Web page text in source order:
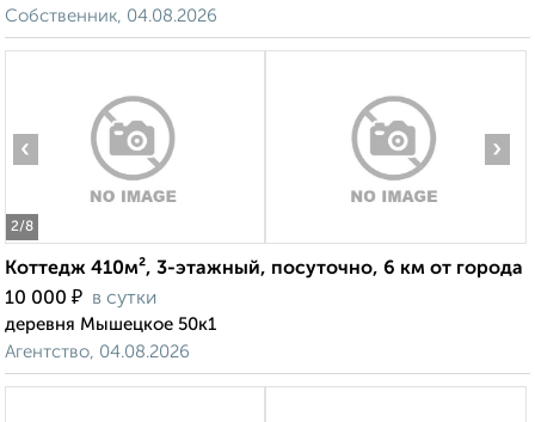
Собственник, 04.08.2026
2/8
‹ ›
Коттедж 410м², 3-этажный, посуточно, 6 км от города
10 000 ₽ в сутки
деревня Мышецкое 50к1
Агентство, 04.08.2026